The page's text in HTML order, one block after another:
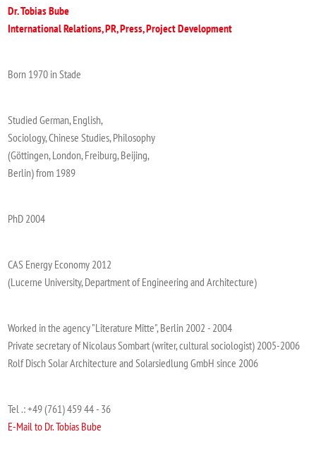
Dr. Tobias Bube
International Relations, PR, Press, Project Development
Born 1970 in Stade
Studied German, English,
Sociology, Chinese Studies, Philosophy
(Göttingen, London, Freiburg, Beijing,
Berlin) from 1989
PhD 2004
CAS Energy Economy 2012
(Lucerne University, Department of Engineering and Architecture)
Worked in the agency "Literature Mitte", Berlin 2002 - 2004
Private secretary of Nicolaus Sombart (writer, cultural sociologist) 2005-2006
Rolf Disch Solar Architecture and Solarsiedlung GmbH since 2006
Tel .: +49 (761) 459 44 - 36
E-Mail to Dr. Tobias Bube